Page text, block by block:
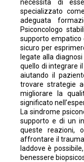
necessità di
specializzato
adeguata
Psiconcologo
supporto empatico
sicuro per
legate alla
quello di integrare
aiutando il
trovare strategie
migliorare la
significato
La sindrome
supporto e di un
queste reazioni,
affrontare il
laddove è
benessere